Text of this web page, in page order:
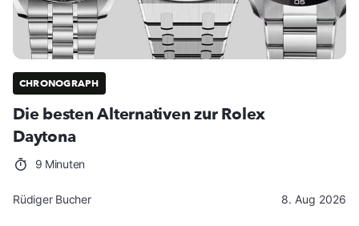
CHRONOGRAPH
Die besten Alternativen zur Rolex
Daytona
9 Minuten
Rüdiger Bucher 8. Aug 2026